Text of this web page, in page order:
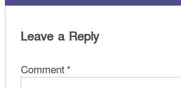
Leave a Reply
Comment*